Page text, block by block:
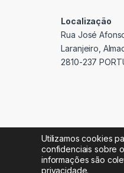
Localização
Rua José
Laranjeiro,
2810-237
Radipeças
Utilizamos cookies
confidenciais sobre
informações são
privacidade.